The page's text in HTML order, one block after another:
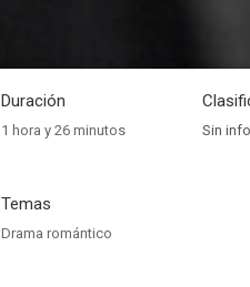
Duración
1 hora y 26 minutos Sin
Temas
Drama romántico